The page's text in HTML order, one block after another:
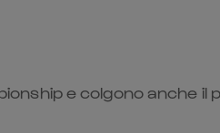
e colgono anche il